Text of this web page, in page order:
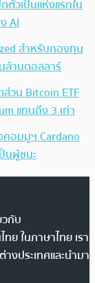
ตัวเป็นแห่งแรกใน
AI
สำหรับกองทุน
ล้านดอลลาร์
วน Bitcoin ETF
แทนถึง 3 เท่า
อมมูฯ Cardano
นผู้ชนะ
กับ
ย ในภาษาไทย เรา
งประเทศและนำมา